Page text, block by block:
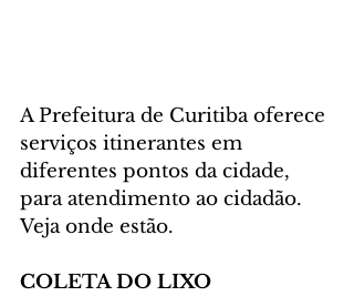
A Prefeitura de Curitiba oferece
serviços itinerantes em
diferentes pontos da cidade,
para atendimento ao cidadão.
Veja onde estão.
COLETA DO LIXO